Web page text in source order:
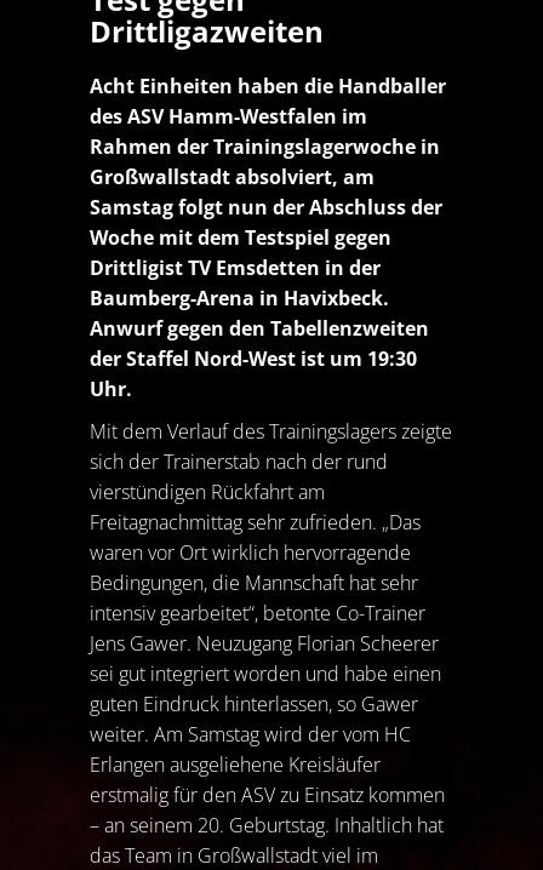
Drittligazweiten
Acht Einheiten haben die Handballer
des ASV Hamm-Westfalen im
Rahmen der Trainingslagerwoche in
Großwallstadt absolviert, am
Samstag folgt nun der Abschluss der
Woche mit dem Testspiel gegen
Drittligist TV Emsdetten in der
Baumberg-Arena in Havixbeck.
Anwurf gegen den Tabellenzweiten
der Staffel Nord-West ist um 19:30
Uhr.
Mit dem Verlauf des Trainingslagers zeigte
sich der Trainerstab nach der rund
vierstündigen Rückfahrt am
Freitagnachmittag sehr zufrieden. „Das
waren vor Ort wirklich hervorragende
Bedingungen, die Mannschaft hat sehr
intensiv gearbeitet“, betonte Co-Trainer
Jens Gawer. Neuzugang Florian Scheerer
sei gut integriert worden und habe einen
guten Eindruck hinterlassen, so Gawer
weiter. Am Samstag wird der vom HC
Erlangen ausgeliehene Kreisläufer
erstmalig für den ASV zu Einsatz kommen
– an seinem 20. Geburtstag. Inhaltlich hat
das Team in Großwallstadt viel im